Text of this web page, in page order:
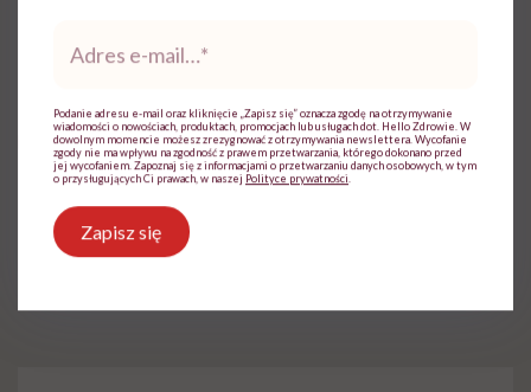
Zobacz profil
Udostępnij
Powiązane tematy:
*
Podanie adresu e-mail oraz kliknięcie „Zapisz się” oznacza zgodę na otrzymywanie
wiadomości o nowościach, produktach, promocjach lub usługach dot. Hello Zdrowie. W
dowolnym momencie możesz zrezygnować z otrzymywania newslettera. Wycofanie
zgody nie ma wpływu na zgodność z prawem przetwarzania, którego dokonano przed
jej wycofaniem. Zapoznaj się z informacjami o przetwarzaniu danych osobowych, w tym
o przysługujących Ci prawach, w naszej Polityce prywatności
Zapisz się